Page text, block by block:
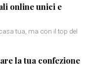
onlineunici e
tua, ma con il top del
la tua confezione